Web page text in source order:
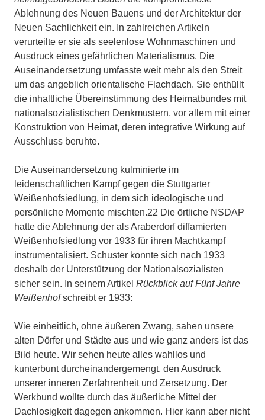
Ablehnung des Neuen Bauens und der Architektur der
Neuen Sachlichkeit ein. In zahlreichen Artikeln
verurteilte er sie als seelenlose Wohnmaschinen und
Ausdruck eines gefährlichen Materialismus. Die
Auseinandersetzung umfasste weit mehr als den Streit
um das angeblich orientalische Flachdach. Sie enthüllt
die inhaltliche Übereinstimmung des Heimatbundes mit
nationalsozialistischen Denkmustern, vor allem mit einer
Konstruktion von Heimat, deren integrative Wirkung auf
Ausschluss beruhte.
Die Auseinandersetzung kulminierte im
leidenschaftlichen Kampf gegen die Stuttgarter
Weißenhofsiedlung, in dem sich ideologische und
persönliche Momente mischten.22 Die örtliche NSDAP
hatte die Ablehnung der als Araberdorf diffamierten
Weißenhofsiedlung vor 1933 für ihren Machtkampf
instrumentalisiert. Schuster konnte sich nach 1933
deshalb der Unterstützung der Nationalsozialisten
sicher sein. In seinem Artikel Rückblick auf Fünf Jahre
Weißenhofschreibt er 1933:
Wie einheitlich, ohne äußeren Zwang, sahen unsere
alten Dörfer und Städte aus und wie ganz anders ist das
Bild heute. Wir sehen heute alles wahllos und
kunterbunt durcheinandergemengt, den Ausdruck
unserer inneren Zerfahrenheit und Zersetzung. Der
Werkbund wollte durch das äußerliche Mittel der
Dachlosigkeit dagegen ankommen. Hier kann aber nicht